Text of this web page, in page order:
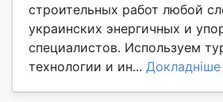
строительных работ любой
украинских энергичных и
специалистов. Используем
технологии и ин... Докладніше